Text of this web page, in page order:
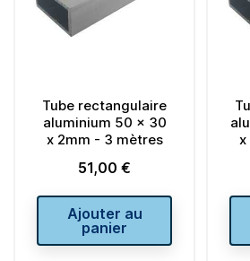
Tube rectangulaire
aluminium 50 x 30
x 2mm - 3 mètres
Prix
51,00 €
Ajouter au
panier
x